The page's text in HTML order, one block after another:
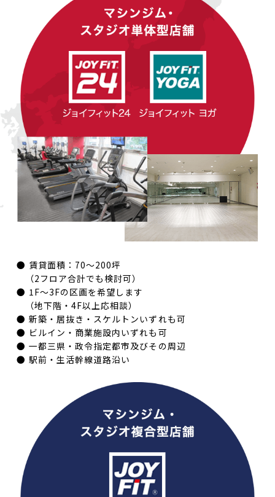
賃貸面積：70〜200坪
（2フロア合計でも検討可）
1F〜3Fの区画を希望します
（地下階・4F以上応相談）
新築・居抜き・スケルトンいずれも可
ビルイン・商業施設内いずれも可
一都三県・政令指定都市及びその周辺
駅前・生活幹線道路沿い